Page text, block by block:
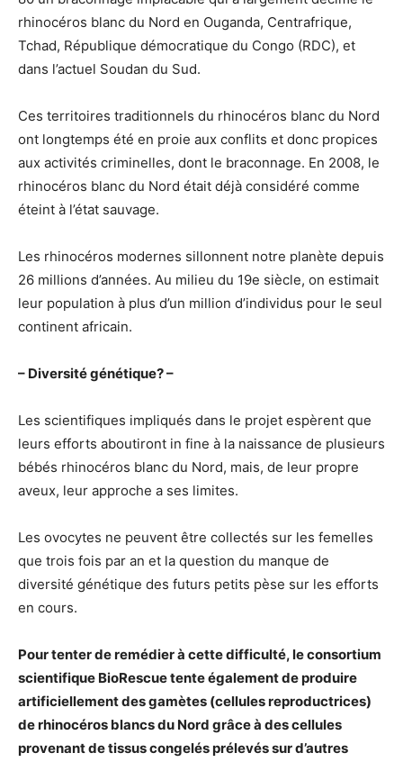
rhinocéros blanc du Nord en Ouganda, Centrafrique,
Tchad, République démocratique du Congo (RDC), et
dans l’actuel Soudan du Sud.
Ces territoires traditionnels du rhinocéros blanc du Nord
ont longtemps été en proie aux conflits et donc propices
aux activités criminelles, dont le braconnage. En 2008, le
rhinocéros blanc du Nord était déjà considéré comme
éteint à l’état sauvage.
Les rhinocéros modernes sillonnent notre planète depuis
26 millions d’années. Au milieu du 19e siècle, on estimait
leur population à plus d’un million d’individus pour le seul
continent africain.
– Diversité génétique? –
Les scientifiques impliqués dans le projet espèrent que
leurs efforts aboutiront in fine à la naissance de plusieurs
bébés rhinocéros blanc du Nord, mais, de leur propre
aveux, leur approche a ses limites.
Les ovocytes ne peuvent être collectés sur les femelles
que trois fois par an et la question du manque de
diversité génétique des futurs petits pèse sur les efforts
en cours.
Pour tenter de remédier à cette difficulté, le consortium
scientifique BioRescue tente également de produire
artificiellement des gamètes (cellules reproductrices)
de rhinocéros blancs du Nord grâce à des cellules
provenant de tissus congelés prélevés sur d’autres